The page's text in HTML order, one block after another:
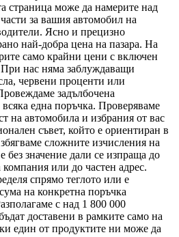
страница може да намерите над
за вашия автомобил на
Ясно и прецизно
най-добра цена на пазара. На
само крайни цени с включен
При нас няма заблуждаващи
червени проценти или
задълбочена
една поръчка. Проверяваме
на автомобила и избрания от вас
съвет, който е ориентиран в
сложните изчисления на
без значение дали се изпраща до
или до частен адрес.
спрямо теглото или е
на конкретна поръчка
с над 1 800 000
доставени в рамките само на
един от продуктите ни може да